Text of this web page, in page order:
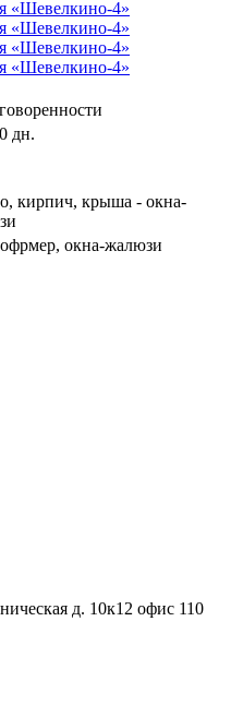
дн.
кирпич, крыша - окна-
окна-жалюзи
д. 10к12 офис 110